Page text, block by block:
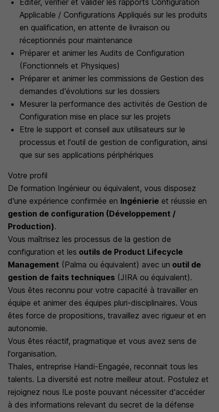
Éditer, vérifier et valider les rapports Configuration
Applicable / Configurations Appliqués sur les produits
en qualification, en attente de livraison ou
réceptionnés pour maintenance
Préparer et animer les Audits de Configuration
(Fonctionnels et Physiques)
Préparer et animer les commissions de Gestion des
demandes d'évolutions sur les dossiers
Mesurer la performance des activités de Gestion de
Configuration mise en place sur les projets
Etre le support et conseil aux utilisateurs sur le
processus et l'outil de gestion de configuration, ainsi
que sur ses applications périphériques
Votre profil
De formation Ingénieur ou équivalent, vous disposez
d'une expérience confirmée en Ingénierie et réussie en
gestion de configuration (Développement /
Production).
Vous maîtrisez les processus de la gestion de
configuration et les outils de Product Lifecycle
Management (Palma ou équivalent) avec un outil de
gestion de faits techniques (JIRA ou équivalent).
Vous êtes reconnu pour votre capacité à travailler en
équipe et animer des équipes pluri-disciplinaires. Vous
êtes force de propositions, travaillez avec rigueur et en
autonomie.
Vous êtes réactif, pragmatique et vous avez sens de
l'organisation.
Thales, entreprise Handi-Engagée, reconnait tous les
talents. La diversité est notre meilleur atout. Postulez et
rejoignez nous !Le poste pouvant nécessiter d'accéder
à des informations relevant du secret de la défense